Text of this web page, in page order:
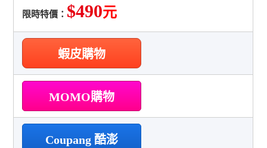
限時特價： $490元
蝦皮購物
MOMO購物
Coupang 酷澎